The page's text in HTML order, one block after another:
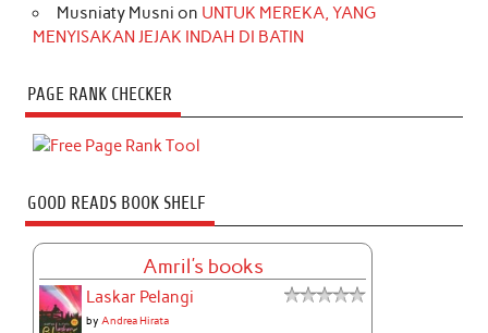
Musniaty Musni on UNTUK MEREKA, YANG
MENYISAKAN JEJAK INDAH DI BATIN
PAGE RANK CHECKER
GOOD READS BOOK SHELF
Amril's books
Laskar Pelangi
byAndrea Hirata